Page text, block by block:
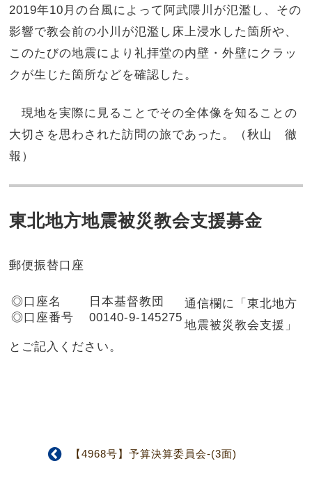
2019年10月の台風によって阿武隈川が氾濫し、その
影響で教会前の小川が氾濫し床上浸水した箇所や、
このたびの地震により礼拝堂の内壁・外壁にクラッ
クが生じた箇所などを確認した。
現地を実際に見ることでその全体像を知ることの
大切さを思わされた訪問の旅であった。（秋山 徹
報）
東北地方地震被災教会支援募金
郵便振替口座
◎口座名
日本基督教団
◎口座番号
00140-9-145275
通信欄に「東北地方
地震被災教会支援」
とご記入ください。
【4968号】予算決算委員会-(3面)